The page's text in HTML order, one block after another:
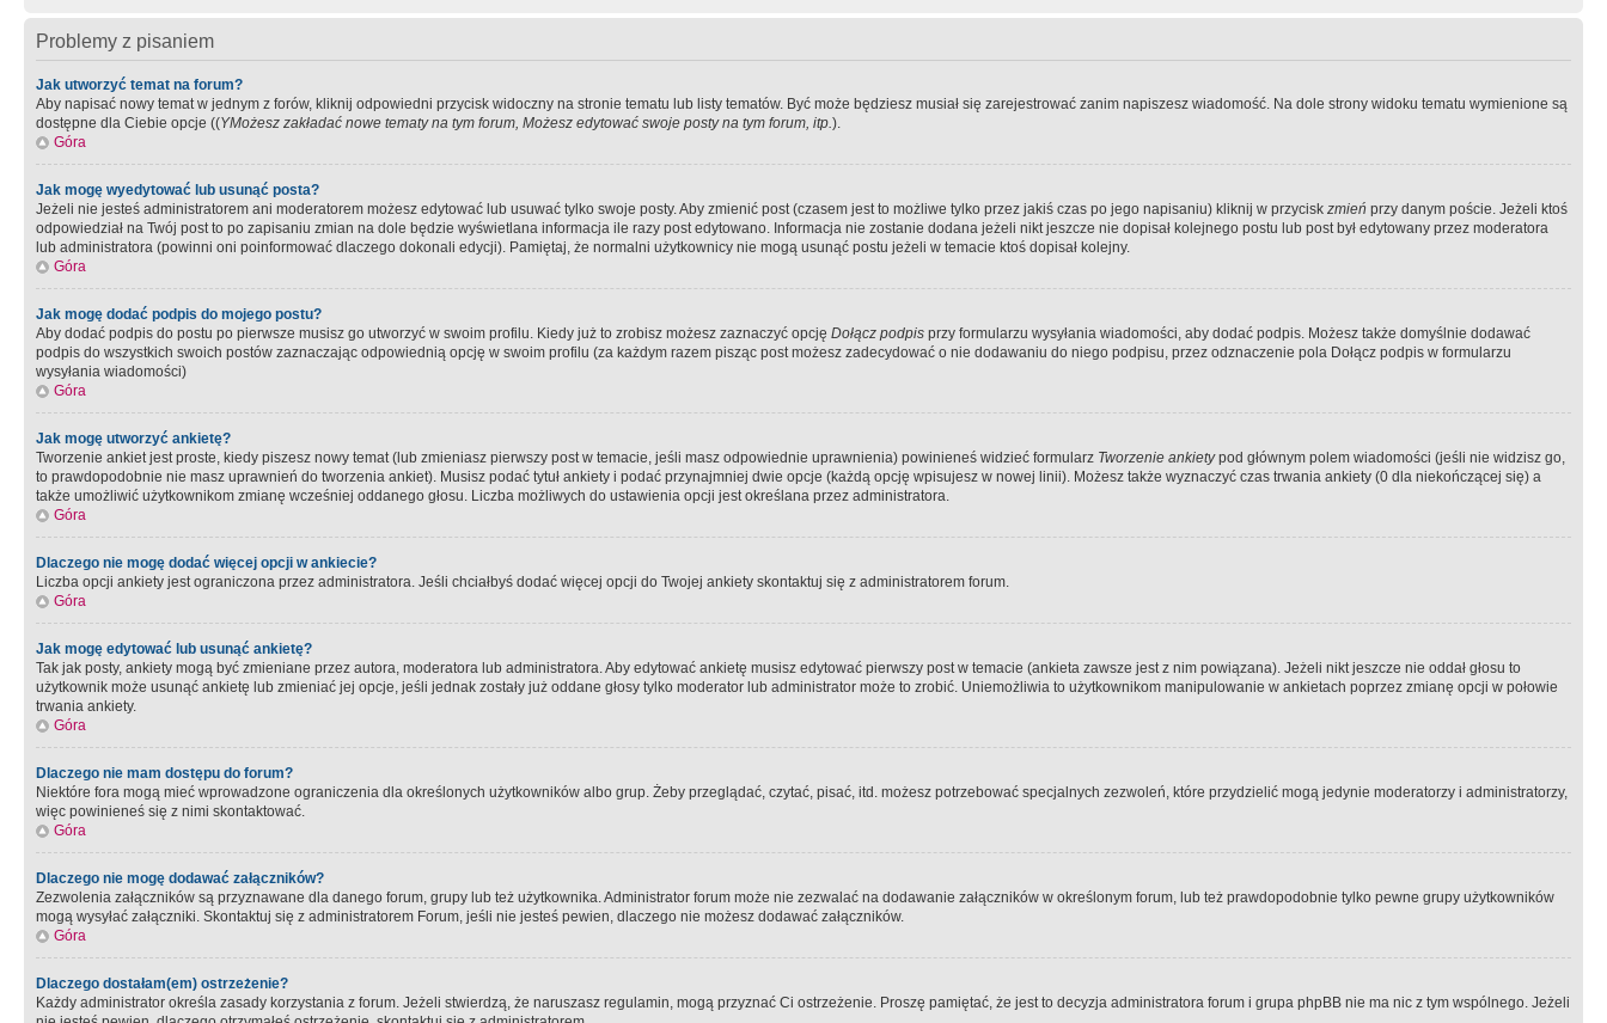
Problemy z pisaniem
Jak utworzyć temat na forum?
Aby napisać nowy temat w jednym z forów, kliknij odpowiedni przycisk widoczny na stronie tematu lub listy tematów. Być może będziesz musiał się zarejestrować zanim napiszesz wiadomość. Na dole strony widoku tematu wymienione są
dostępne dla Ciebie opcje ((YMożesz zakładać nowe tematy na tym forum, Możesz edytować swoje posty na tym forum, itp.).
Góra
Jak mogę wyedytować lub usunąć posta?
Jeżeli nie jesteś administratorem ani moderatorem możesz edytować lub usuwać tylko swoje posty. Aby zmienić post (czasem jest to możliwe tylko przez jakiś czas po jego napisaniu) kliknij w przycisk zmień przy danym poście. Jeżeli ktoś
odpowiedział na Twój post to po zapisaniu zmian na dole będzie wyświetlana informacja ile razy post edytowano. Informacja nie zostanie dodana jeżeli nikt jeszcze nie dopisał kolejnego postu lub post był edytowany przez moderatora
lub administratora (powinni oni poinformować dlaczego dokonali edycji). Pamiętaj, że normalni użytkownicy nie mogą usunąć postu jeżeli w temacie ktoś dopisał kolejny.
Góra
Jak mogę dodać podpis do mojego postu?
Aby dodać podpis do postu po pierwsze musisz go utworzyć w swoim profilu. Kiedy już to zrobisz możesz zaznaczyć opcję Dołącz podpis przy formularzu wysyłania wiadomości, aby dodać podpis. Możesz także domyślnie dodawać
podpis do wszystkich swoich postów zaznaczając odpowiednią opcję w swoim profilu (za każdym razem pisząc post możesz zadecydować o nie dodawaniu do niego podpisu, przez odznaczenie pola Dołącz podpis w formularzu
wysyłania wiadomości)
Góra
Jak mogę utworzyć ankietę?
Tworzenie ankiet jest proste, kiedy piszesz nowy temat (lub zmieniasz pierwszy post w temacie, jeśli masz odpowiednie uprawnienia) powinieneś widzieć formularz Tworzenie ankietypod głównym polem wiadomości (jeśli nie widzisz go,
to prawdopodobnie nie masz uprawnień do tworzenia ankiet). Musisz podać tytuł ankiety i podać przynajmniej dwie opcje (każdą opcję wpisujesz w nowej linii). Możesz także wyznaczyć czas trwania ankiety (0 dla niekończącej się) a
także umożliwić użytkownikom zmianę wcześniej oddanego głosu. Liczba możliwych do ustawienia opcji jest określana przez administratora.
Góra
Dlaczego nie mogę dodać więcej opcji w ankiecie?
Liczba opcji ankiety jest ograniczona przez administratora. Jeśli chciałbyś dodać więcej opcji do Twojej ankiety skontaktuj się z administratorem forum.
Góra
Jak mogę edytować lub usunąć ankietę?
Tak jak posty, ankiety mogą być zmieniane przez autora, moderatora lub administratora. Aby edytować ankietę musisz edytować pierwszy post w temacie (ankieta zawsze jest z nim powiązana). Jeżeli nikt jeszcze nie oddał głosu to
użytkownik może usunąć ankietę lub zmieniać jej opcje, jeśli jednak zostały już oddane głosy tylko moderator lub administrator może to zrobić. Uniemożliwia to użytkownikom manipulowanie w ankietach poprzez zmianę opcji w połowie
trwania ankiety.
Góra
Dlaczego nie mam dostępu do forum?
Niektóre fora mogą mieć wprowadzone ograniczenia dla określonych użytkowników albo grup. Żeby przeglądać, czytać, pisać, itd. możesz potrzebować specjalnych zezwoleń, które przydzielić mogą jedynie moderatorzy i administratorzy,
więc powinieneś się z nimi skontaktować.
Góra
Dlaczego nie mogę dodawać załączników?
Zezwolenia załączników są przyznawane dla danego forum, grupy lub też użytkownika. Administrator forum może nie zezwalać na dodawanie załączników w określonym forum, lub też prawdopodobnie tylko pewne grupy użytkowników
mogą wysyłać załączniki. Skontaktuj się z administratorem Forum, jeśli nie jesteś pewien, dlaczego nie możesz dodawać załączników.
Góra
Dlaczego dostałam(em) ostrzeżenie?
Każdy administrator określa zasady korzystania z forum. Jeżeli stwierdzą, że naruszasz regulamin, mogą przyznać Ci ostrzeżenie. Proszę pamiętać, że jest to decyzja administratora forum i grupa phpBB nie ma nic z tym wspólnego. Jeżeli